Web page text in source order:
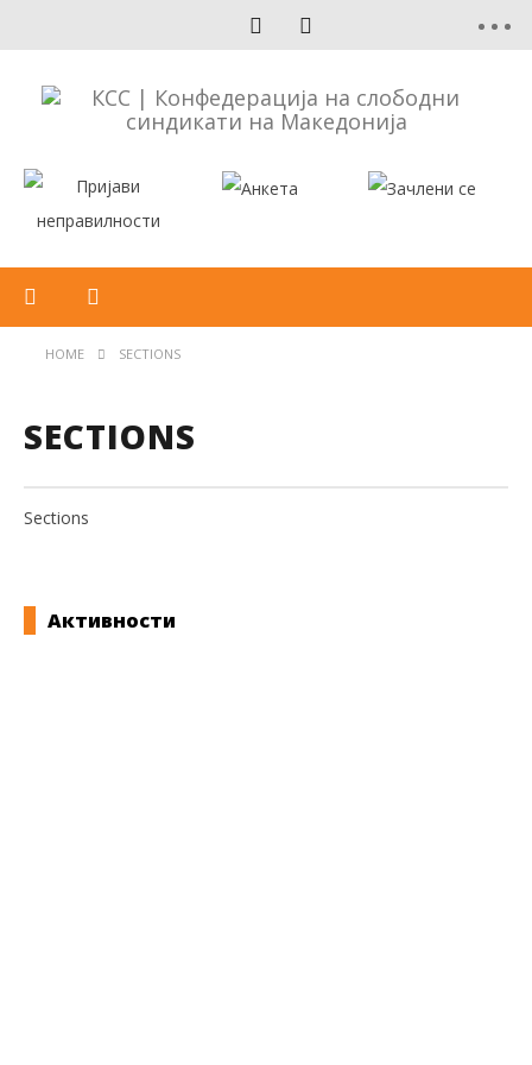
HOME SECTIONS
SECTIONS
Sections
Активности